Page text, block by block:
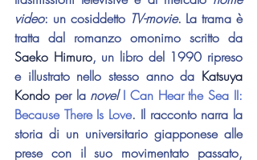
video: un cosiddetto TV-movie. La trama è
Saeko Himuro, un libro del 1990 ripreso
e illustrato nello stesso anno da Katsuya
Kondo per la novel I Can Hear the Sea II:
Because There Is Love. Il racconto narra la
storia di un universitario giapponese alle
prese con il suo movimentato passato,